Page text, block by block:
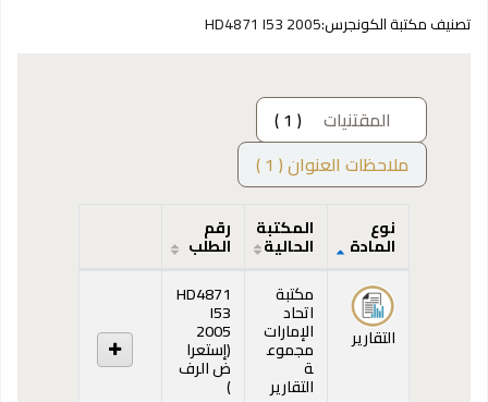
تصنيف مكتبة الكونجرس:HD4871 I53 2005
المقتنيات
( 1 )
ملاحظات العنوان ( 1 )
المقتنيات
نوع
المادة
المكتبة
الحالية
رقم
الطلب
التقارير
مكتبة
اتحاد
الإمارات
مجموع
ة
التقارير
HD4871
I53
2005
(إستعرا
ض الرف
(يفتح أدناه))